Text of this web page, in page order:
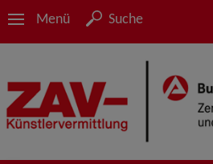
Menü Suche